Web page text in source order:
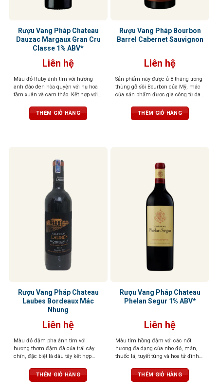
Rượu Vang Pháp Chateau
Dauzac Margaux Gran Cru
Classe 1% ABV*
Liên hệ
Màu đỏ Ruby ánh tím với hương
anh đào đen hòa quyện với nụ hoa
tầm xuân và cam thảo. Kết hợp với
và cay đặc trưng, dư vị kéo dài với
mùi thuốc lá và đất ẩm
THÊM GIỎ HÀNG
Rượu Vang Pháp Bourbon
Barrel Cabernet Sauvignon
Liên hệ
Sản phẩm này được ủ 8 tháng trong
thùng gỗ sồi Bourbon của Mỹ, mác
của sản phẩm được gia công từ da
tượng và vô cùng sang trọng, Rượu
phản chiếu màu hồng ngọc. Mùi
THÊM GIỎ HÀNG
Rượu Vang Pháp Chateau
Laubes Bordeaux Mác
Nhung
Liên hệ
Màu đỏ đậm pha ánh tím với
hương thơm đậm đà của trái cây
chín, đặc biệt là dâu tây kết hợp
Pháp. Tannin cân bằng, tinh tế, tròn
trịa, hậu vị kéo dài, đậm đà
THÊM GIỎ HÀNG
Rượu Vang Pháp Chateau
Phelan Segur 1% ABV*
Liên hệ
Màu tím hồng đậm với các nốt
hương đa dạng của nho đỏ, mận,
thuốc lá, tuyết tùng và hoa tử đinh
THÊM GIỎ HÀNG